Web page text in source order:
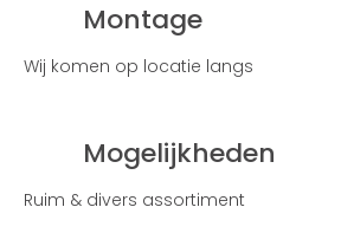
Montage
Wij komen op locatie langs
Mogelijkheden
Ruim & divers assortiment